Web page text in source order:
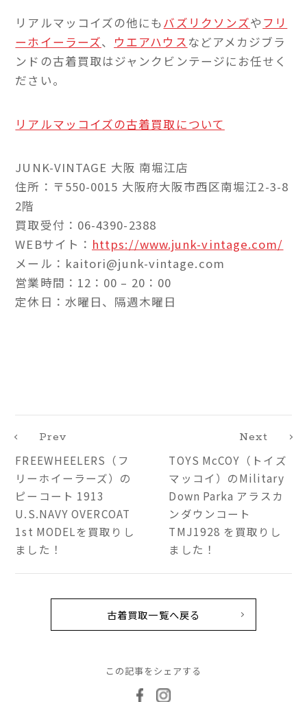
リアルマッコイズの他にもバズリクソンズやフリ
ーホイーラーズ、 ウエアハウス などアメカジブラ
ンドの古着買取はジャンクビンテージにお任せく
ださい。
リアルマッコイズの古着買取について
JUNK-VINTAGE 大阪 南堀江店
住所：〒550-0015 大阪府大阪市西区南堀江2-3-8
2階
買取受付：06-4390-2388
WEBサイト： https://www.junk-vintage.com/
メール：kaitori@junk-vintage.com
営業時間：12：00 – 20：00
定休日：水曜日、隔週木曜日
Prev
FREEWHEELERS（フ
リーホイーラーズ）の
ピーコート 1913
U.S.NAVY OVERCOAT
1st MODELを買取りし
ました！
Next
TOYS McCOY（トイズ
マッコイ）のMilitary
Down Parka アラスカ
ンダウンコート
TMJ1928 を買取りし
ました！
古着買取一覧へ戻る
この記事をシェアする